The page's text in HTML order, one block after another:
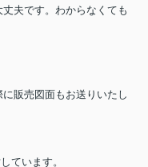
夫です。わからなくても
販売図面もお送りいたし
ています。